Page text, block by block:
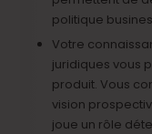
politique
Votre
juridiques vous
produit. Vous
vision
joue un rôle